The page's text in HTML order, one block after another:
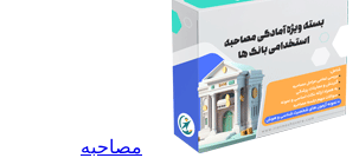
مصاحبه